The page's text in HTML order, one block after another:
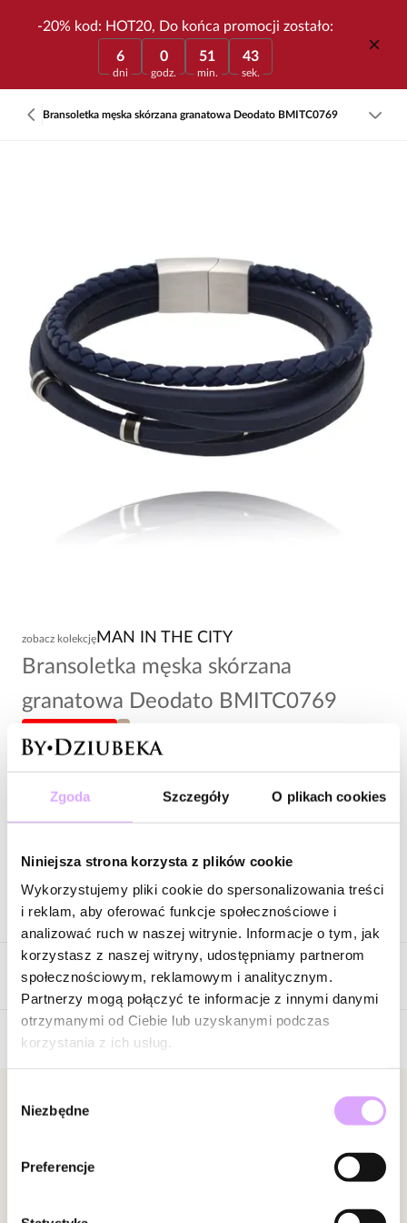
Zgoda Szczegóły O plikach cookies
Niniejsza strona korzysta z plików cookie
Wykorzystujemy pliki cookie do spersonalizowania treści
i reklam, aby oferować funkcje społecznościowe i
analizować ruch w naszej witrynie. Informacje o tym, jak
korzystasz z naszej witryny, udostępniamy partnerom
społecznościowym, reklamowym i analitycznym.
Partnerzy mogą połączyć te informacje z innymi danymi
otrzymanymi od Ciebie lub uzyskanymi podczas
korzystania z ich usług.
zgody
Niezbędne
Preferencje
-20% kod: HOT20, Do końca promocji zostało:
6
dni
0
godz.
51
min.
43
sek.
Bransoletka męska skórzana granatowa Deodato BMITC0769
zobacz kolekcję MAN IN THE CITY
Bransoletka męska skórzana
granatowa Deodato BMITC0769
128,00 zł
Wysyłka w 1 dzień roboczy
Opis produktu
Surowiec: stal szlachetna.
Kolor surowca: srebrny.
Szerokość bransoletki: 1,17 cm.
Skóra bydlęca granatowa.
Długość: 20 cm.
Zobacz inne produkty z kolekcji Man In The City
Opinie
Bądź pierwszą osobą, która podzieli się opinią o tym
Powiadomienie
Newsletter